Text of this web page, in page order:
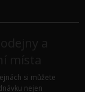
si můžete
nejen